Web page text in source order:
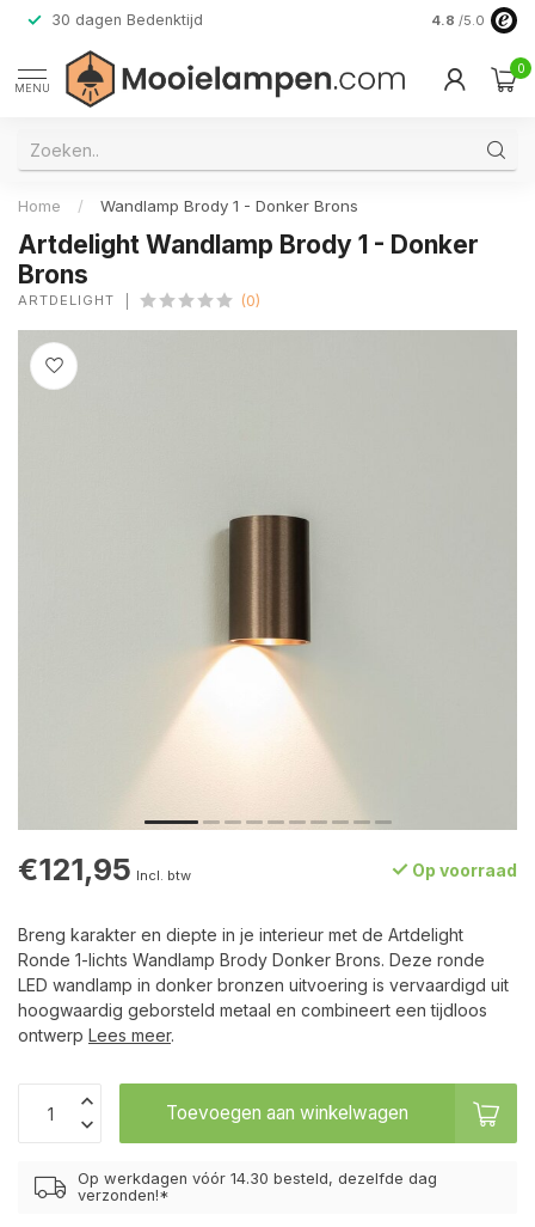
30 dagen Bedenktijd Verzending
4.8 /5.0
MENU
0
Home / Wandlamp Brody 1 - Donker Brons
Artdelight Wandlamp Brody 1 - Donker
Brons
ARTDELIGHT (0)
€121,95 Incl. btw Op voorraad
Breng karakter en diepte in je interieur met de Artdelight
Ronde 1-lichts Wandlamp Brody Donker Brons. Deze ronde
LED wandlamp in donker bronzen uitvoering is vervaardigd uit
hoogwaardig geborsteld metaal en combineert een tijdloos
ontwerp Lees meer.
Toevoegen aan winkelwagen
Op werkdagen vóór 14.30 besteld, dezelfde dag
verzonden!*